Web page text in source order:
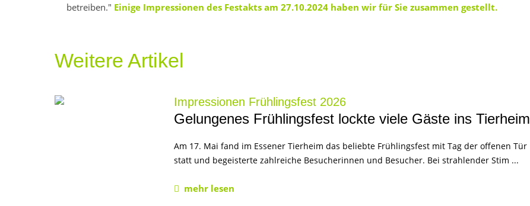
betreiben." Einige Impressionen des Festakts am 27.10.2024 haben wir für Sie zusammen gestellt.
Weitere Artikel
Impressionen Frühlingsfest 2026
Gelungenes Frühlingsfest lockte viele Gäste ins Tierheim
Am 17. Mai fand im Essener Tierheim das beliebte Frühlingsfest mit Tag der offenen Tür
statt und begeisterte zahlreiche Besucherinnen und Besucher. Bei strahlender Stim ...
mehr lesen